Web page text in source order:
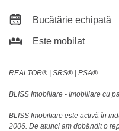
Bucătărie echipată
Este mobilat
REALTOR®️ | SRS®️ | PSA®️
BLISS Imobiliare - Imobiliare cu
BLISS Imobiliare este activă în
2006. De atunci am dobândit o